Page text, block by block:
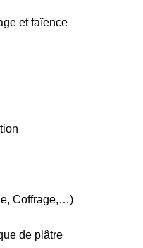
et faïence
Coffrage,…)
de plâtre